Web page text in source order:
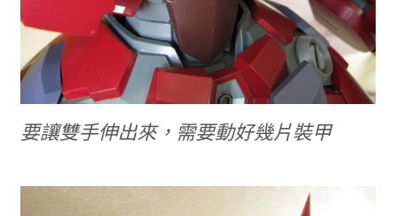
要讓雙手伸出來，需要動好幾片裝甲